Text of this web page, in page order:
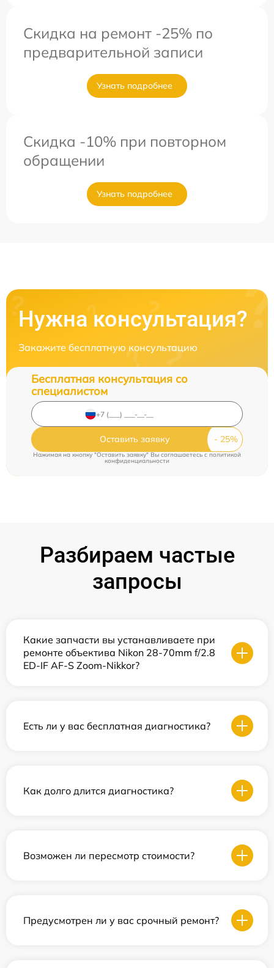
Скидка на ремонт -25% по
предварительной записи
Узнать подробнее
Скидка -10% при повторном
обращении
Узнать подробнее
Нужна консультация?
Закажите бесплатную консультацию
Бесплатная консультация со
специалистом
Оставить заявку
Нажимая на кнопку "Оставить заявку" Вы соглашаетесь c политикой
конфиденциальности
Разбираем частые
запросы
Какие запчасти вы устанавливаете при
ремонте объектива Nikon 28-70mm f/2.8
ED-IF AF-S Zoom-Nikkor?
Есть ли у вас бесплатная диагностика?
Как долго длится диагностика?
Возможен ли пересмотр стоимости?
Предусмотрен ли у вас срочный ремонт?